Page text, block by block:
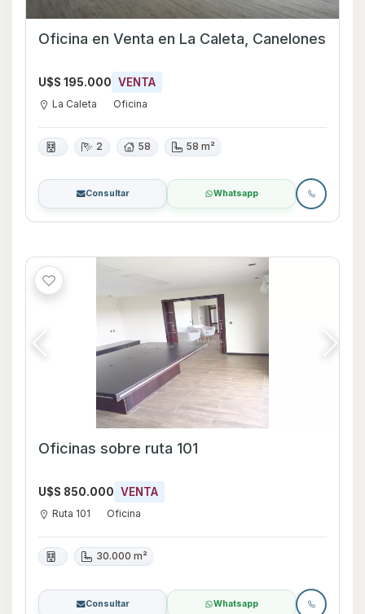
Oficina en Venta en La Caleta, Canelones
U$S 195.000 VENTA
La Caleta Oficina
2 58 58 m²
Consultar Whatsapp
Oficinas sobre ruta 101
U$S 850.000 VENTA
Ruta 101 Oficina
30.000 m²
Consultar Whatsapp